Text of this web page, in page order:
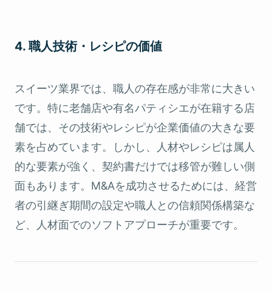
4. 職人技術・レシピの価値
スイーツ業界では、職人の存在感が非常に大きい
です。特に老舗店や有名パティシエが在籍する店
舗では、その技術やレシピが企業価値の大きな要
素を占めています。しかし、人材やレシピは属人
的な要素が強く、契約書だけでは移管が難しい側
面もあります。M&Aを成功させるためには、経営
者の引継ぎ期間の設定や職人との信頼関係構築な
ど、人材面でのソフトアプローチが重要です。